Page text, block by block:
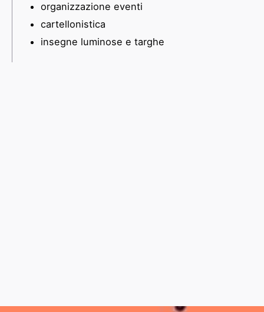
organizzazione eventi
cartellonistica
insegne luminose e targhe